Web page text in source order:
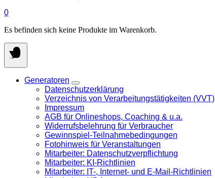
0
Es befinden sich keine Produkte im Warenkorb.
Generatoren
Datenschutzerklärung
Verzeichnis von Verarbeitungstätigkeiten (VVT)
Impressum
AGB für Onlineshops, Coaching & u.a.
Widerrufsbelehrung für Verbraucher
Gewinnspiel-Teilnahmebedingungen
Fotohinweis für Veranstaltungen
Mitarbeiter: Datenschutzverpflichtung
Mitarbeiter: KI-Richtlinien
Mitarbeiter: IT-, Internet- und E-Mail-Richtlinien